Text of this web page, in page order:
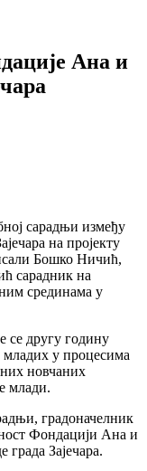
Ана и
сарадњи између
на пројекту
Бошко Ничић,
сарадник на
срединама у
се другу годину
у процесима
новчаних
млади.
градоначелник
Фондацији Ана и
Зајечара.